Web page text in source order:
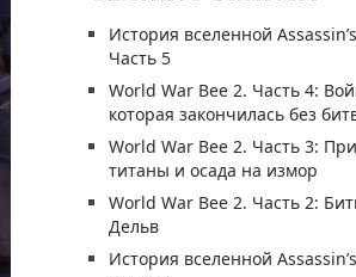
История вселенной
Часть 5
World War Bee 2. Часть 4:
которая закончилась без
World War Bee 2. Часть 3:
титаны и осада на измор
World War Bee 2. Часть 2:
Дельв
История вселенной